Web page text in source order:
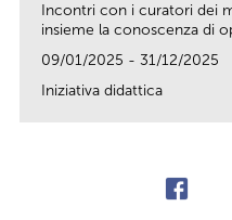
Incontri con i curatori dei
insieme la conoscenza di
09/01/2025 - 31/12/2025
Iniziativa didattica